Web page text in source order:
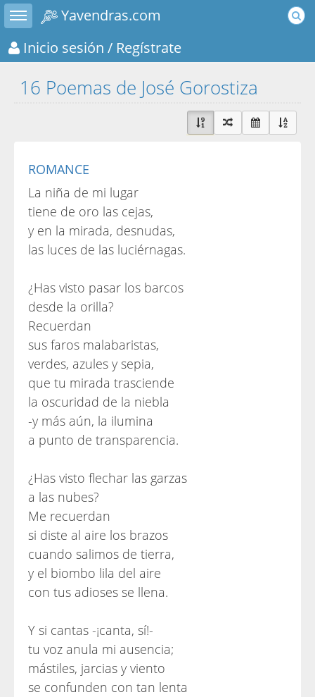
Toggle sidebar
Yavendras.com
Inicio sesión / Regístrate
16 Poemas de José Gorostiza
ROMANCE
La niña de mi lugar
tiene de oro las cejas,
y en la mirada, desnudas,
las luces de las luciérnagas.
¿Has visto pasar los barcos
desde la orilla?
Recuerdan
sus faros malabaristas,
verdes, azules y sepia,
que tu mirada trasciende
la oscuridad de la niebla
-y más aún, la ilumina
a punto de transparencia.
¿Has visto flechar las garzas
a las nubes?
Me recuerdan
si diste al aire los brazos
cuando salimos de tierra,
y el biombo lila del aire
con tus adioses se llena.
Y si cantas -¡canta, sí!-
tu voz anula mi ausencia;
mástiles, jarcias y viento
se confunden con tan lenta